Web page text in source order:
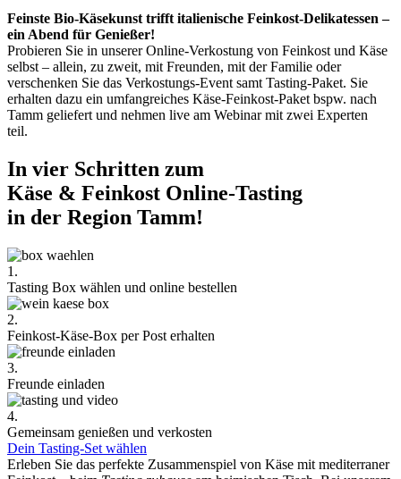
Feinste Bio-Käsekunst trifft italienische Feinkost-Delikatessen –
ein Abend für Genießer!
Probieren Sie in unserer Online-Verkostung von Feinkost und Käse
selbst – allein, zu zweit, mit Freunden, mit der Familie oder
verschenken Sie das Verkostungs-Event samt Tasting-Paket. Sie
erhalten dazu ein umfangreiches Käse-Feinkost-Paket bspw. nach
Tamm geliefert und nehmen live am Webinar mit zwei Experten
teil.
In vier Schritten zum
Käse & Feinkost Online-Tasting
in der Region Tamm!
1.
Tasting Box wählen und online bestellen
2.
Feinkost-Käse-Box per Post erhalten
3.
Freunde einladen
4.
Gemeinsam genießen und verkosten
Dein Tasting-Set wählen
Erleben Sie das perfekte Zusammenspiel von Käse mit mediterraner